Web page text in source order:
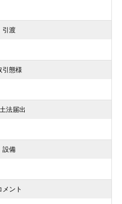
引渡
引態様
法届出
設備
メント